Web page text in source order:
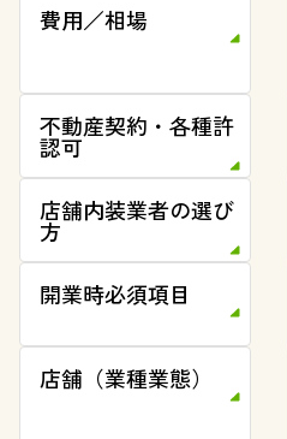
費用／相場
不動産契約・各種許
認可
店舗内装業者の選び
方
開業時必須項目
店舗（業種業態）